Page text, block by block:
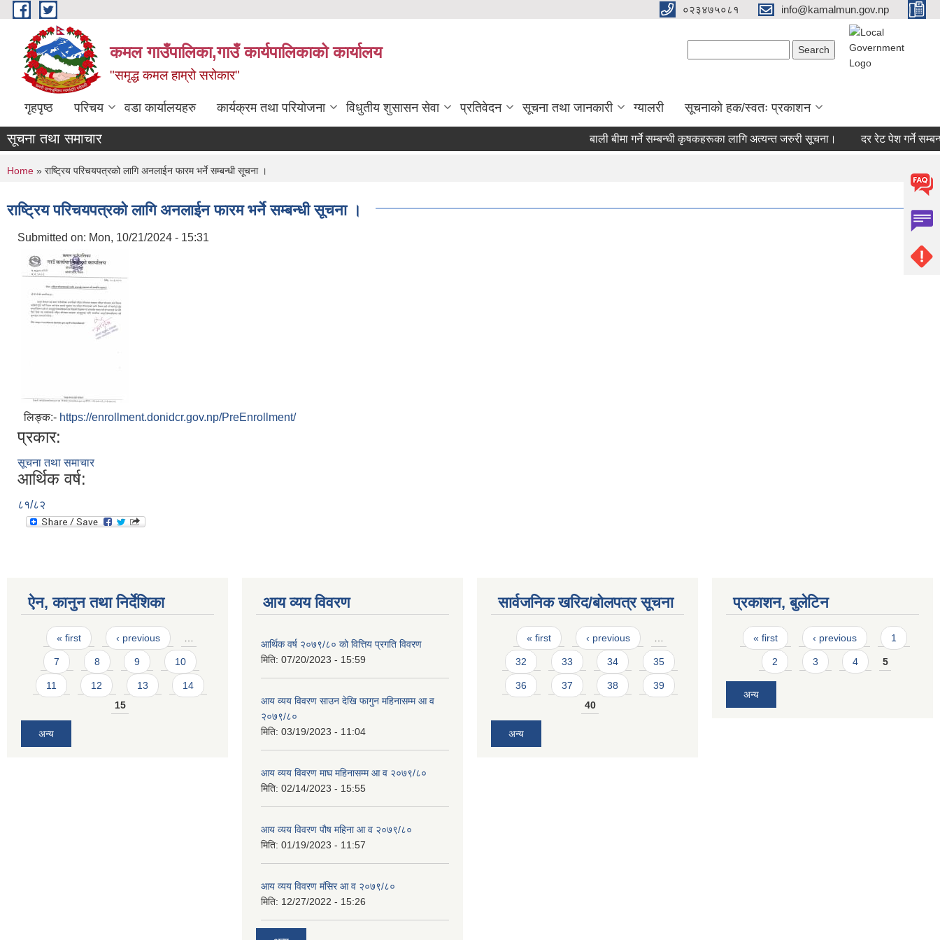
Skip to main content ०२३४७५०८१ info@kamalmun.gov.np
कमल गाउँपालिका,गाउँ कार्यपालिकाको कार्यालय
"समृद्ध कमल हाम्रो सरोकार"
गृहपृष्ठ परिचय वडा कार्यालयहरु कार्यक्रम तथा परियोजना विधुतीय शुसासन सेवा प्रतिवेदन सूचना तथा जानकारी ग्यालरी सूचनाको हक/स्वतः प्रकाशन
सूचना तथा समाचार बाली बीमा गर्ने सम्बन्धी कृषकहरूका लागि अत्यन्त जरुरी सूचना। दर रेट पेश गर्ने
You are here
Home » राष्ट्रिय परिचयपत्रको लागि अनलाईन फारम भर्ने सम्बन्धी सूचना ।
राष्ट्रिय परिचयपत्रको लागि अनलाईन फारम भर्ने सम्बन्धी सूचना ।
Submitted on: Mon, 10/21/2024 - 15:31
लिङ्क:- https://enrollment.donidcr.gov.np/PreEnrollment/
प्रकार:
सूचना तथा समाचार
आर्थिक वर्ष:
८१/८२
ऐन, कानुन तथा निर्देशिका
Pages
« first ‹ previous
7 8 9 10
11 12 13
14
15
अन्य
आय व्यय विवरण
आर्थिक वर्ष २०७९/८० को वित्तिय प्रगति विवरण
मिति: 07/20/2023 - 15:59
आय व्यय विवरण साउन देखि फागुन महिनासम्म आ व
२०७९/८०
मिति: 03/19/2023 - 11:04
आय व्यय विवरण माघ महिनासम्म आ व २०७९/८०
मिति: 02/14/2023 - 15:55
आय व्यय विवरण पौष महिना आ व २०७९/८०
मिति: 01/19/2023 - 11:57
आय व्यय विवरण मंसिर आ व २०७९/८०
मिति: 12/27/2022 - 15:26
सार्वजनिक खरिद/बोलपत्र सूचना
Pages
« first ‹ previous
32 33 34 35
36 37 38
39
40
अन्य
प्रकाशन, बुलेटिन
Pages
« first ‹ previous 1
2 3 4 5
अन्य